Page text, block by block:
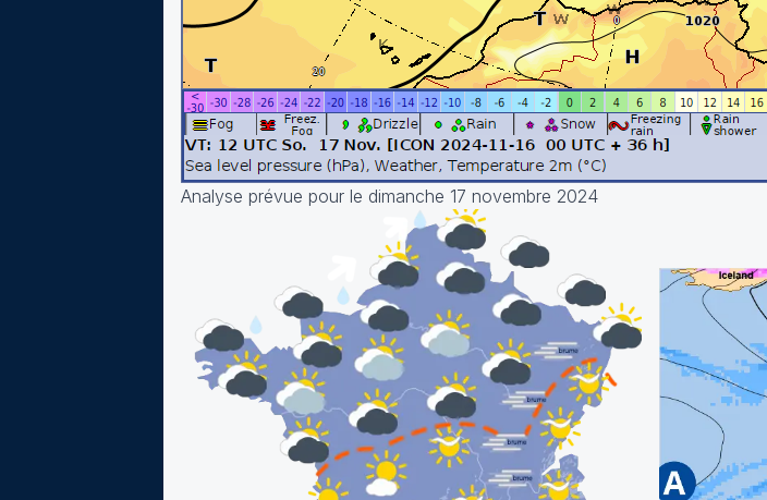
Analyse prévue pour le dimanche 17 novembre 2024